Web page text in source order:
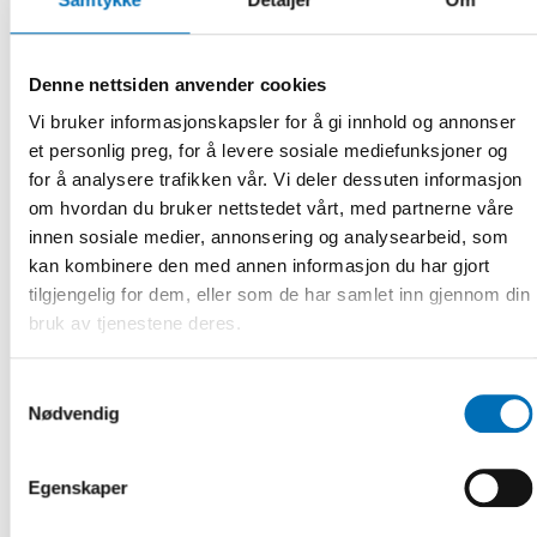
Denne nettsiden anvender cookies
Vi bruker informasjonskapsler for å gi innhold og annonser
et personlig preg, for å levere sosiale mediefunksjoner og
for å analysere trafikken vår. Vi deler dessuten informasjon
om hvordan du bruker nettstedet vårt, med partnerne våre
innen sosiale medier, annonsering og analysearbeid, som
kan kombinere den med annen informasjon du har gjort
tilgjengelig for dem, eller som de har samlet inn gjennom din
bruk av tjenestene deres.
Nødvendig
Egenskaper
i våldsamma eller extremt religiösa hem, eller unga som
inte hittar sin plats någon annanstans.
– De är mycket sårbara, och det är därför vi måste arbeta
plattformarna. Vi måste också ge de här barnen de
möjligheter som sociala medier innebär, säger Marius
Sjølyst.
Med sikte på gemensamma nordiska
rekommendationer
Ett projekt vid Nordens välfärdscenter
en rapport om digitala mediers effekter på barn och unga i
ge sina synpunkter. Rapporterna kommer att ligga till grund
barn och unga.